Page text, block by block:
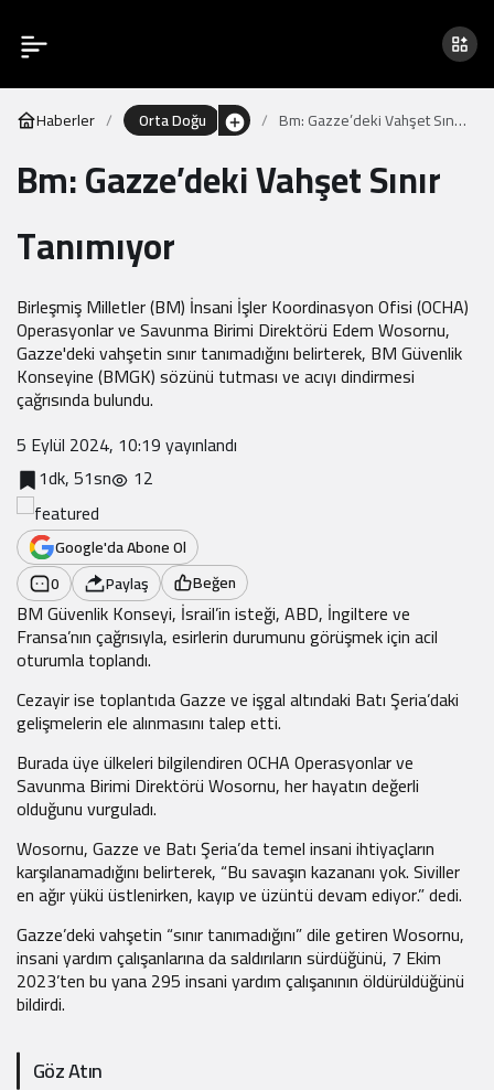
Haberler Orta Doğu
Bm: Gazze’deki Vahşet Sınır
Bm: Gazze’deki Vahşet Sınır
Tanımıyor
Birleşmiş Milletler (BM) İnsani İşler Koordinasyon Ofisi (OCHA)
Operasyonlar ve Savunma Birimi Direktörü Edem Wosornu,
Gazze'deki vahşetin sınır tanımadığını belirterek, BM Güvenlik
Konseyine (BMGK) sözünü tutması ve acıyı dindirmesi
çağrısında bulundu.
5 Eylül 2024, 10:19yayınlandı
1dk, 51sn
12
Google'da Abone Ol
0
Paylaş Beğen
BM Güvenlik Konseyi, İsrail’in isteği, ABD, İngiltere ve
Fransa’nın çağrısıyla, esirlerin durumunu görüşmek için acil
oturumla toplandı.
Cezayir ise toplantıda Gazze ve işgal altındaki Batı Şeria’daki
gelişmelerin ele alınmasını talep etti.
Burada üye ülkeleri bilgilendiren OCHA Operasyonlar ve
Savunma Birimi Direktörü Wosornu, her hayatın değerli
olduğunu vurguladı.
Wosornu, Gazze ve Batı Şeria’da temel insani ihtiyaçların
karşılanamadığını belirterek, “Bu savaşın kazananı yok. Siviller
en ağır yükü üstlenirken, kayıp ve üzüntü devam ediyor.” dedi.
Gazze’deki vahşetin “sınır tanımadığını” dile getiren Wosornu,
insani yardım çalışanlarına da saldırıların sürdüğünü, 7 Ekim
2023’ten bu yana 295 insani yardım çalışanının öldürüldüğünü
bildirdi.
Göz Atın